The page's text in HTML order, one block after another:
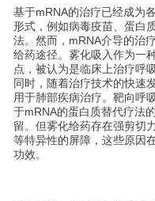
基于mRNA的治疗已经成为
形式，例如病毒疫苗、蛋白
法。然而，mRNA介导的治
给药途径。雾化吸入作为一
点，被认为是临床上治疗呼
同时，随着治疗技术的快速
用于肺部疾病治疗。靶向呼
于mRNA的蛋白质替代疗法
留。但雾化给药存在强剪切
等特异性的屏障，这些原因
功效。